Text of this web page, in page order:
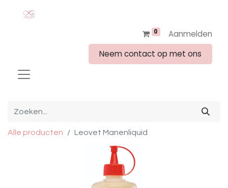
0
Aanmelden
Neem contact op met ons
Alle producten Leovet Manenliquid